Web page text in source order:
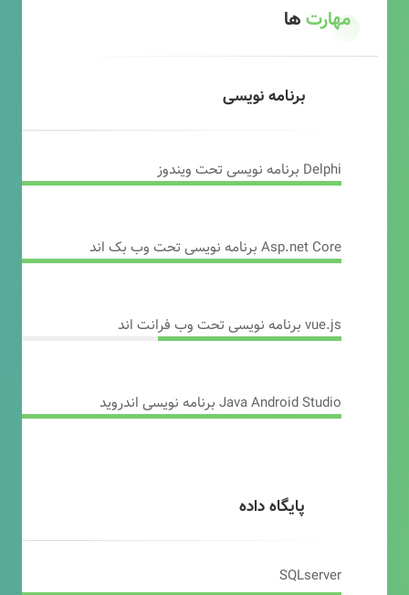
مهارتها
برنامه نویسی
Delphi برنامه نویسی تحت ویندوز
Asp.net Core برنامه نویسی تحت وب بک اند
vue.js برنامه نویسی تحت وب فرانت اند
Java Android Studio برنامه نویسی اندروید
پایگاه داده
SQLserver